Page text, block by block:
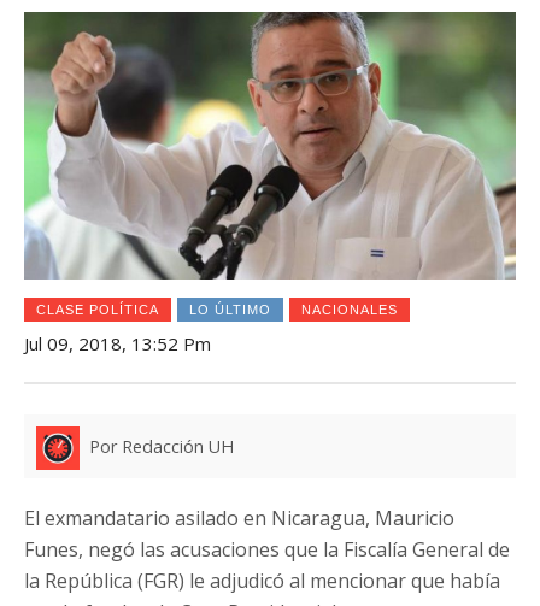
CLASE POLÍTICA LO ÚLTIMO NACIONALES
Jul 09, 2018, 13:52 Pm
Por Redacción UH
El exmandatario asilado en Nicaragua, Mauricio
Funes, negó las acusaciones que la Fiscalía General de
la República (FGR) le adjudicó al mencionar que había